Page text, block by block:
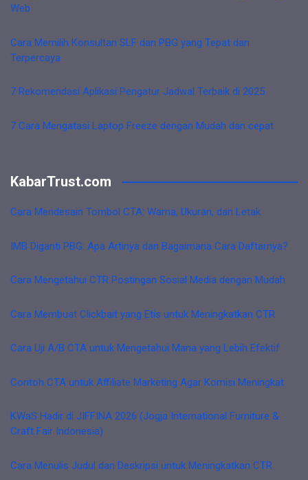
Web
Cara Memilih Konsultan SLF dan PBG yang Tepat dan
Terpercaya
7 Rekomendasi Aplikasi Pengatur Jadwal Terbaik di 2025
7 Cara Mengatasi Laptop Freeze dengan Mudah dan cepat
KabarTrust.com
Cara Mendesain Tombol CTA: Warna, Ukuran, dan Letak
IMB Diganti PBG: Apa Artinya dan Bagaimana Cara Daftarnya?
Cara Mengetahui CTR Postingan Sosial Media dengan Mudah
Cara Membuat Clickbait yang Etis untuk Meningkatkan CTR
Cara Uji A/B CTA untuk Mengetahui Mana yang Lebih Efektif
Contoh CTA untuk Affiliate Marketing Agar Komisi Meningkat
KWaS Hadir di JIFFINA 2026 (Jogja International Furniture &
Craft Fair Indonesia)
Cara Menulis Judul dan Deskripsi untuk Meningkatkan CTR